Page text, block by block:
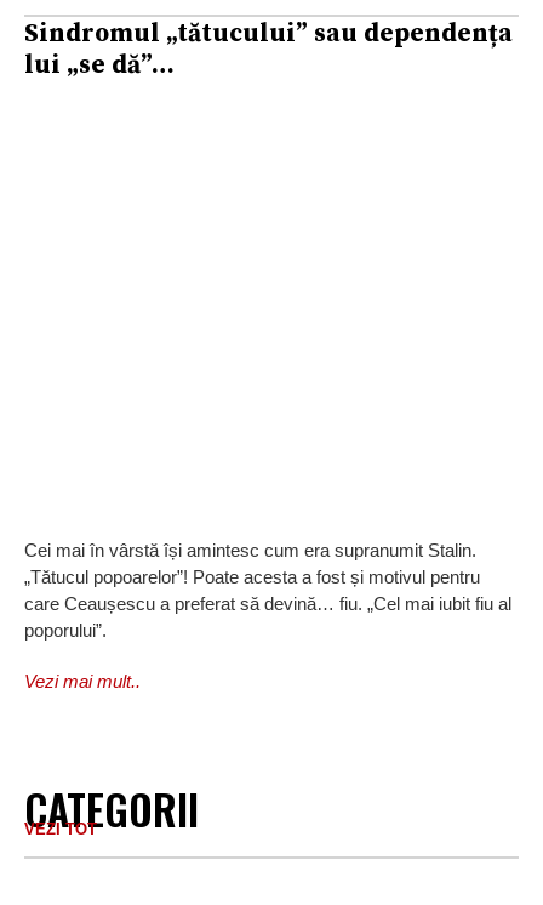
Sindromul „tătucului” sau dependența
lui „se dă”…
Cei mai în vârstă își amintesc cum era supranumit Stalin.
„Tătucul popoarelor”! Poate acesta a fost și motivul pentru
care Ceaușescu a preferat să devină… fiu. „Cel mai iubit fiu al
poporului”.
Vezi mai mult..
CATEGORII
VEZI TOT